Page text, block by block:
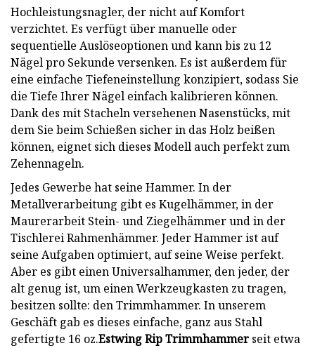
Hochleistungsnagler, der nicht auf Komfort
verzichtet. Es verfügt über manuelle oder
sequentielle Auslöseoptionen und kann bis zu 12
Nägel pro Sekunde versenken. Es ist außerdem für
eine einfache Tiefeneinstellung konzipiert, sodass Sie
die Tiefe Ihrer Nägel einfach kalibrieren können.
Dank des mit Stacheln versehenen Nasenstücks, mit
dem Sie beim Schießen sicher in das Holz beißen
können, eignet sich dieses Modell auch perfekt zum
Zehennageln.
Jedes Gewerbe hat seine Hammer. In der
Metallverarbeitung gibt es Kugelhämmer, in der
Maurerarbeit Stein- und Ziegelhämmer und in der
Tischlerei Rahmenhämmer. Jeder Hammer ist auf
seine Aufgaben optimiert, auf seine Weise perfekt.
Aber es gibt einen Universalhammer, den jeder, der
alt genug ist, um einen Werkzeugkasten zu tragen,
besitzen sollte: den Trimmhammer. In unserem
Geschäft gab es dieses einfache, ganz aus Stahl
gefertigte 16 oz.Estwing Rip Trimmhammer seit etwa